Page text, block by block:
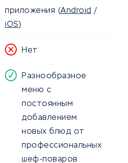
приложения (Android /
iOS)
Нет
Разнообразное
меню с
постоянным
добавлением
новых блюд от
профессиональных
шеф-поваров